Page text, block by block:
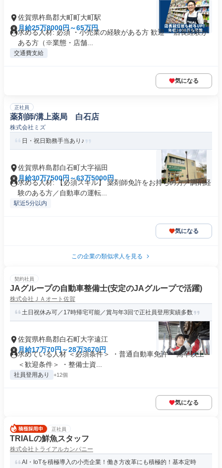
佐賀県杵島郡大町町大町駅
月給25万8000円～65万円
求める人材: 必須 ・小売業の経験がある方 歓迎 ・店長経験が
ある方（※業態・店舗...
交通費支給
気になる
正社員
薬剤師/溝上薬局 白石店
株式会社ミズ
日・祝日勤務手当あり♪
佐賀県杵島郡白石町大字福田
月給30万7500円～63万5000円
求める人材: 【必須スキル】 薬剤師免許をお持ちの方／調剤経
験のある方／自動車の運転...
駅近5分以内
気になる
この企業の類似求人を見る
契約社員
JAグループの自動車整備士(安定のJAグループで活躍)
株式会社ＪＡオート佐賀
土日祝休み可／17時帰宅可能／賞与年3回で正社員登用実績多数
佐賀県杵島郡白石町大字遠江
月給17万70円～28万3670円
求めている人材 ＜必須条件＞ ・普通自動車免許 ・高卒以上
＜歓迎条件＞ ・整備士資...
社員登用あり +12個
気になる
正社員
TRIALの鮮魚スタッフ
株式会社トライアルカンパニー
AI・IoTを積極導入の小売企業！働き方改革にも積極的！基本定時